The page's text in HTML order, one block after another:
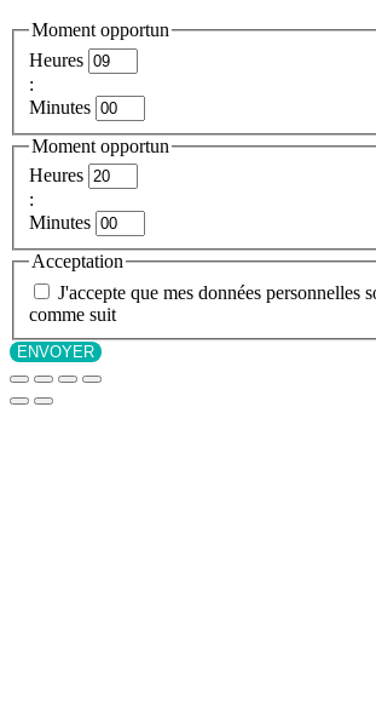
Moment opportun
Heures
:
Minutes
Moment opportun
Heures
:
Minutes
Acceptation
J'accepte que mes données personnelles
comme suit